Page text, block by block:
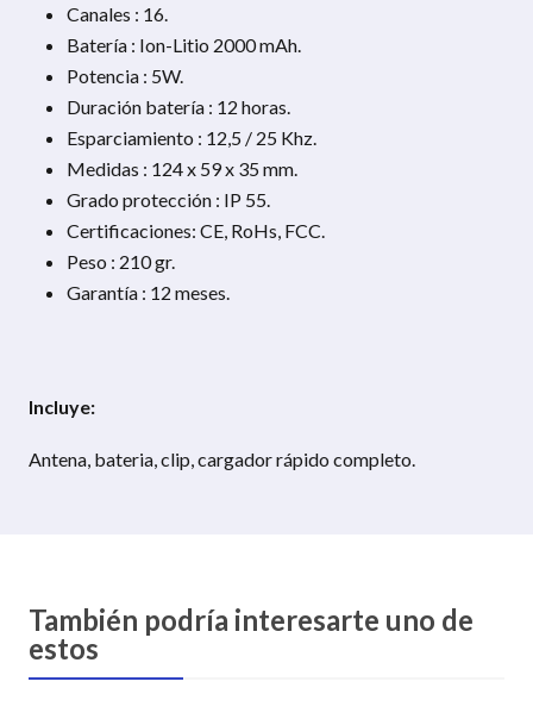
Canales : 16.
Batería : Ion-Litio 2000 mAh.
Potencia : 5W.
Duración batería : 12 horas.
Esparciamiento : 12,5 / 25 Khz.
Medidas : 124 x 59 x 35 mm.
Grado protección : IP 55.
Certificaciones: CE, RoHs, FCC.
Peso : 210 gr.
Garantía : 12 meses.
Incluye:
Antena, bateria, clip, cargador rápido completo.
También podría interesarte uno de
estos